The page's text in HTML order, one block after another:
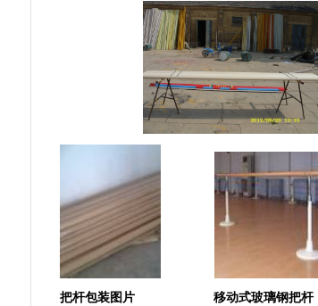
把杆包装图片 移动式玻璃钢把杆